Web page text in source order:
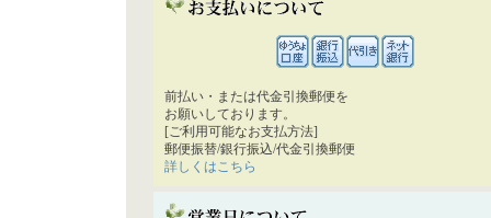
前払い・または代金引換郵便を
お願いしております。
[ご利用可能なお支払方法]
郵便振替/銀行振込/代金引換郵便
詳しくはこちら